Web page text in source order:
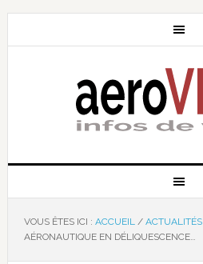
VOUS ÊTES ICI : ACCUEIL / ACTUALITÉS
AÉRONAUTIQUE EN DÉLIQUESCENCE…